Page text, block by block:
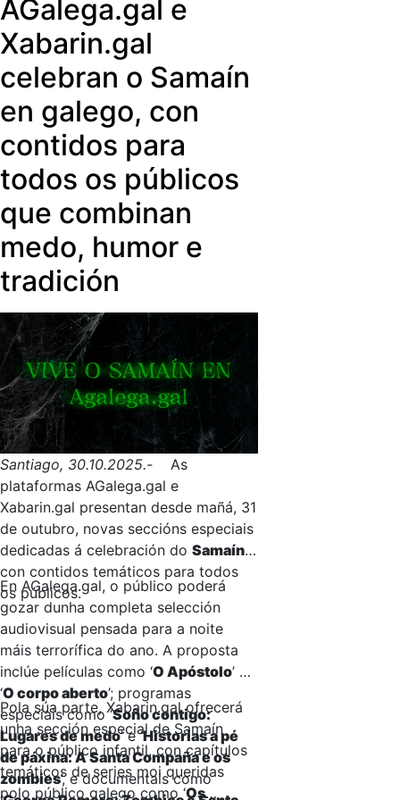
xeracións.
gratuíta e está a disposición da
audiencia desde calquera parte do
planeta. Pódese descargar desde
Google Play, Apple Store,
Chromecast e nas principais
televisións intelixentes (dispoñible
para descargar en versión iOS e
Android).
AGalega.gal e
Xabarin.gal
celebran o Samaín
en galego, con
contidos para
todos os públicos
que combinan
medo, humor e
tradición
Santiago, 30.10.2025.- As
plataformas AGalega.gal e
Xabarin.gal presentan desde mañá, 31
de outubro, novas seccións especiais
dedicadas á celebración do Samaín,
con contidos temáticos para todos
os públicos.
En AGalega.gal, o público poderá
gozar dunha completa selección
audiovisual pensada para a noite
máis terrorífica do ano. A proposta
inclúe películas como ‘O Apóstolo’ e
‘O corpo aberto’; programas
especiais como ‘Soño contigo:
Lugares de medo’ e ‘Historias a pé
de páxina: A Santa Compaña e os
zombies’, e documentais como
Pola súa parte, Xabarin.gal ofrecerá
unha sección especial de Samaín
para o público infantil, con capítulos
temáticos de series moi queridas
polo público galego como ‘Os